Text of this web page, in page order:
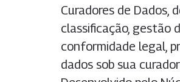
Curadores de Dados,
classificação, gestão
conformidade legal,
dados sob sua